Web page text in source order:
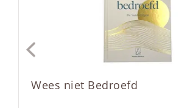
Wees niet Bedroefd